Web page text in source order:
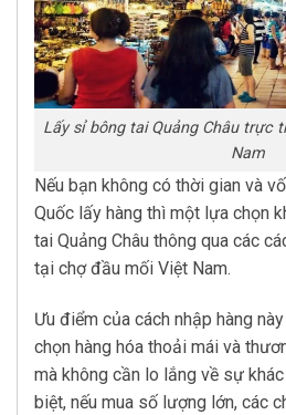
Lấy sỉ bông tai Quảng Châu trực
Nam
Nếu bạn không có thời gian và
Quốc lấy hàng thì một lựa chọn
tai Quảng Châu thông qua các
tại chợ đầu mối Việt Nam.
Ưu điểm của cách nhập hàng
chọn hàng hóa thoải mái và
mà không cần lo lắng về sự
biệt, nếu mua số lượng lớn, các